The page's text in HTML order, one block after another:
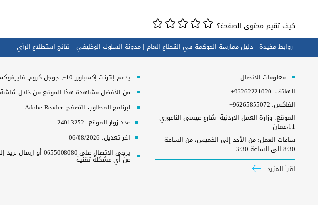
كيف تقيم محتوى الصفحة؟
روابط مفيدة دليل ممارسة الحوكمة في القطاع العام مدونة السلوك الوظيفي نتائج استطلاع الرأي
معلومات الاتصال
الهاتف: +96262221020
الفاكس: +96265855072
الموقع: وزارة العمل الاردنية -شارع عيسى الناعوري
11،عمان
ساعات العمل: من الأحد إلى الخميس، من الساعة
8:30 الى الساعة 3:30
اقرأ المزيد
يدعم إنترنت إكسبلورر 10+, جوجل كروم, فايرفوكس, سفاري
من الأفضل مشاهدة هذا الموقع من خلال شاشة 768 × 1366
لبرنامج المطلوب للتصفح: Adobe Reader
عدد زوار الموقع: 24013252
اخر تعديل: 06/08/2026
عن أي مشكلة تقنية